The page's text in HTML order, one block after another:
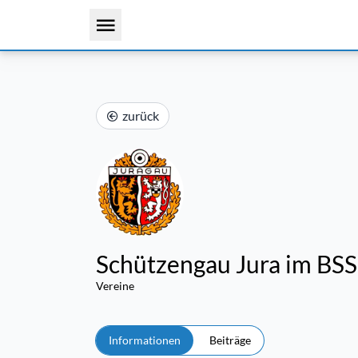
zurück
Schützengau Jura im
Vereine
Informationen Beiträge